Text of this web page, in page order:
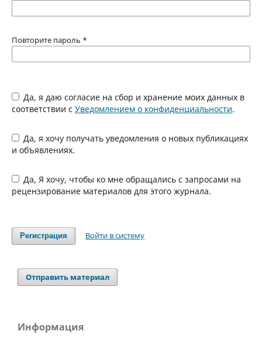
Повторите пароль *
Да, я даю согласие на сбор и хранение моих данных в
соответствии с Уведомлением о конфиденциальности.
Да, я хочу получать уведомления о новых публикациях
и объявлениях.
Да, Я хочу, чтобы ко мне обращались с запросами на
рецензирование материалов для этого журнала.
Регистрация Войти в систему
Отправить материал
Информация